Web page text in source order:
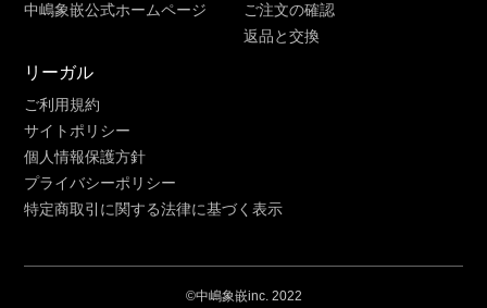
中嶋象嵌公式ホームページ
ご注文の確認
返品と交換
リーガル
ご利用規約
サイトポリシー
個人情報保護方針
プライバシーポリシー
特定商取引に関する法律に基づく表示
©中嶋象嵌inc. 2022